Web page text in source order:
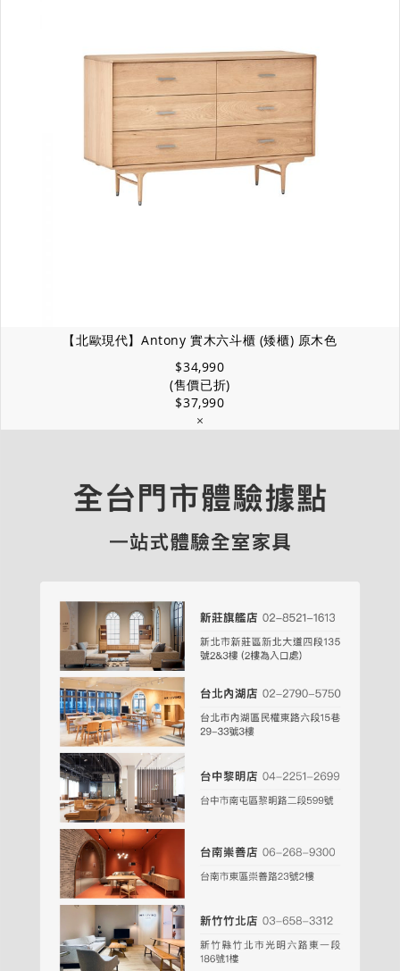
【北歐現代】Antony 實木六斗櫃 (矮櫃) 原木色
$34,990
(售價已折)
$37,990
×